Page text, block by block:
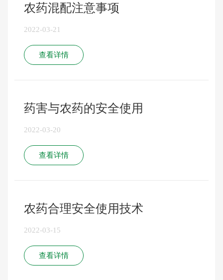
农药混配注意事项
2022-03-21
查看详情
药害与农药的安全使用
2022-03-20
查看详情
农药合理安全使用技术
2022-03-15
查看详情